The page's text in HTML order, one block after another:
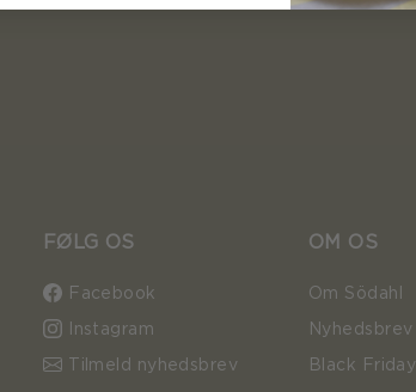
FØLG OS
Facebook
Instagram
Tilmeld nyhedsbrev
OM OS
Om Södahl
Nyhedsbrev
Black Friday